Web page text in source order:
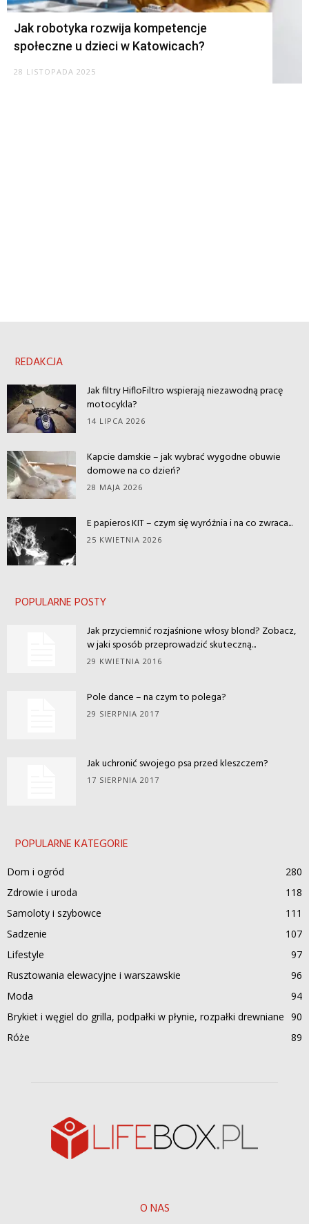
Jak robotyka rozwija kompetencje
społeczne u dzieci w Katowicach?
28 LISTOPADA 2025
REDAKCJA
Jak filtry HifloFiltro wspierają niezawodną pracę
motocykla?
14 LIPCA 2026
Kapcie damskie – jak wybrać wygodne obuwie
domowe na co dzień?
28 MAJA 2026
E papieros KIT – czym się wyróżnia i na co zwraca...
25 KWIETNIA 2026
POPULARNE POSTY
Jak przyciemnić rozjaśnione włosy blond? Zobacz,
w jaki sposób przeprowadzić skuteczną...
29 KWIETNIA 2016
Pole dance – na czym to polega?
29 SIERPNIA 2017
Jak uchronić swojego psa przed kleszczem?
17 SIERPNIA 2017
POPULARNE KATEGORIE
Dom i ogród
280
Zdrowie i uroda
118
Samoloty i szybowce
111
Sadzenie
107
Lifestyle
97
Rusztowania elewacyjne i warszawskie
96
Moda
94
Brykiet i węgiel do grilla, podpałki w płynie, rozpałki drewniane 90
Róże
89
O NAS